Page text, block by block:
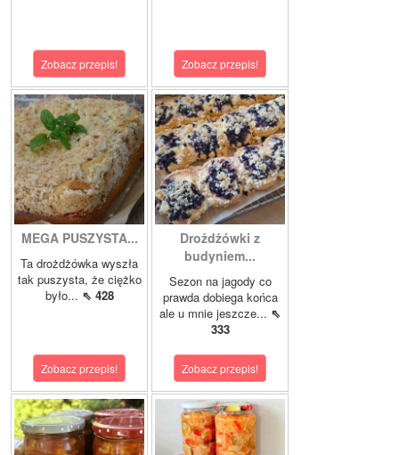
Zobacz przepis! Zobacz przepis!
MEGA PUSZYSTA...
Ta drożdżówka wyszła
tak puszysta, że ciężko
było... ⇖ 428
Zobacz przepis!
Drożdżówki z
budyniem...
Sezon na jagody co
prawda dobiega końca
ale u mnie jeszcze... ⇖
333
Zobacz przepis!